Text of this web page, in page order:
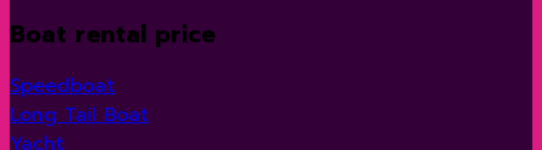
Boat rental price
Speedboat
Long Tail Boat
Yacht